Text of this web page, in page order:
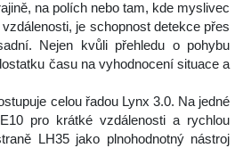
na polích nebo tam, kde myslivec
je schopnost detekce přes
Nejen kvůli přehledu o pohybu
času na vyhodnocení situace a
celou řadou Lynx 3.0. Na jedné
pro krátké vzdálenosti a rychlou
LH35 jako plnohodnotný nástroj